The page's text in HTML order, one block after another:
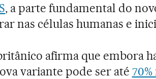
, a parte fundamental do
nas células humanas e
afirma que embora
variante pode ser até